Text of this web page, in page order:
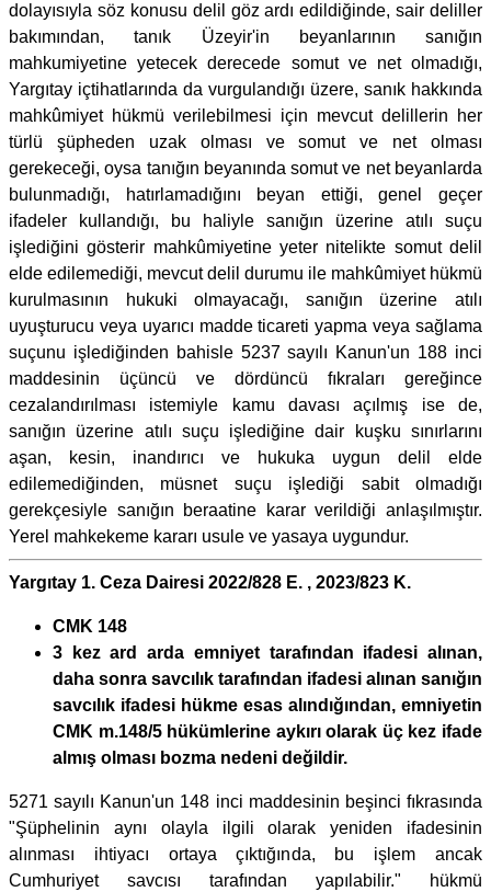
dolayısıyla söz konusu delil göz ardı edildiğinde, sair deliller
bakımından, tanık Üzeyir'in beyanlarının sanığın
mahkumiyetine yetecek derecede somut ve net olmadığı,
Yargıtay içtihatlarında da vurgulandığı üzere, sanık hakkında
mahkûmiyet hükmü verilebilmesi için mevcut delillerin her
türlü şüpheden uzak olması ve somut ve net olması
gerekeceği, oysa tanığın beyanında somut ve net beyanlarda
bulunmadığı, hatırlamadığını beyan ettiği, genel geçer
ifadeler kullandığı, bu haliyle sanığın üzerine atılı suçu
işlediğini gösterir mahkûmiyetine yeter nitelikte somut delil
elde edilemediği, mevcut delil durumu ile mahkûmiyet hükmü
kurulmasının hukuki olmayacağı, sanığın üzerine atılı
uyuşturucu veya uyarıcı madde ticareti yapma veya sağlama
suçunu işlediğinden bahisle 5237 sayılı Kanun'un 188 inci
maddesinin üçüncü ve dördüncü fıkraları gereğince
cezalandırılması istemiyle kamu davası açılmış ise de,
sanığın üzerine atılı suçu işlediğine dair kuşku sınırlarını
aşan, kesin, inandırıcı ve hukuka uygun delil elde
edilemediğinden, müsnet suçu işlediği sabit olmadığı
gerekçesiyle sanığın beraatine karar verildiği anlaşılmıştır.
Yerel mahkekeme kararı usule ve yasaya uygundur.
Yargıtay 1. Ceza Dairesi 2022/828 E. , 2023/823 K.
CMK 148
3 kez ard arda emniyet tarafından ifadesi alınan,
daha sonra savcılık tarafından ifadesi alınan sanığın
savcılık ifadesi hükme esas alındığından, emniyetin
CMK m.148/5 hükümlerine aykırı olarak üç kez ifade
almış olması bozma nedeni değildir.
5271 sayılı Kanun'un 148 inci maddesinin beşinci fıkrasında
"Şüphelinin aynı olayla ilgili olarak yeniden ifadesinin
alınması ihtiyacı ortaya çıktığında, bu işlem ancak
Cumhuriyet savcısı tarafından yapılabilir." hükmü